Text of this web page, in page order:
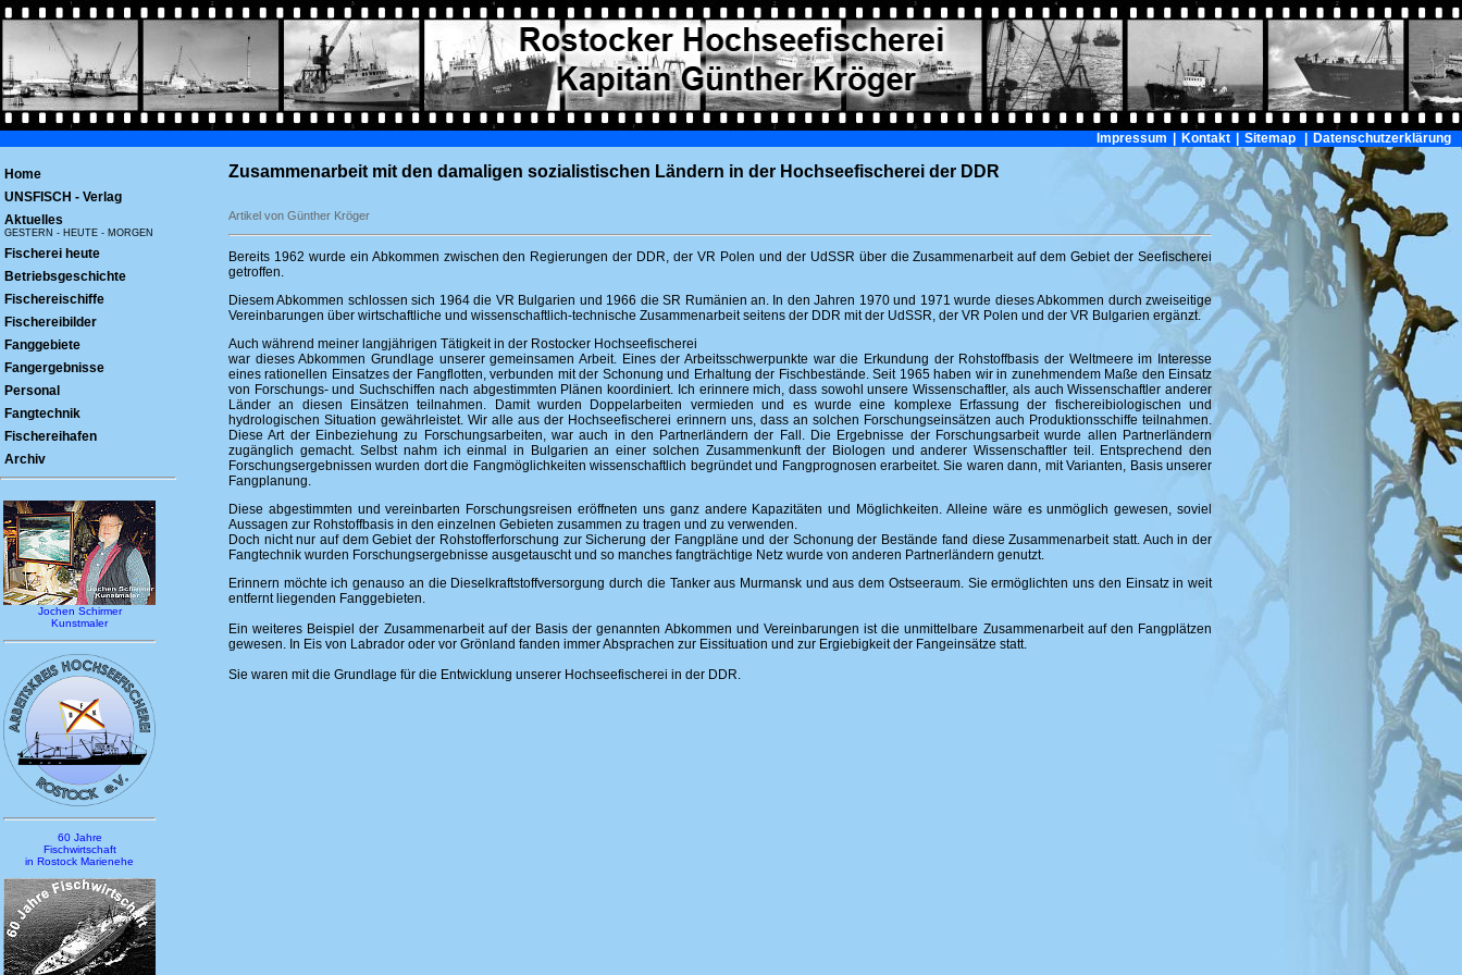
Impressum Kontakt Sitemap Datenschutzerklärung
Home
UNSFISCH - Verlag
Aktuelles
GESTERN - HEUTE - MORGEN
Fischerei heute
Betriebsgeschichte
Fischereischiffe
Fischereibilder
Fanggebiete
Fangergebnisse
Personal
Fangtechnik
Fischereihafen
Archiv
Jochen Schirmer
Kunstmaler
60 Jahre
Fischwirtschaft
in Rostock Marienehe
Zusammenarbeit mit den damaligen sozialistischen Ländern in der Hochseefischerei der DDR
Artikel von Günther Kröger
Bereits 1962 wurde ein Abkommen zwischen den Regierungen der DDR, der VR Polen und der UdSSR über die Zusammenarbeit auf dem Gebiet der Seefischerei
getroffen.
Diesem Abkommen schlossen sich 1964 die VR Bulgarien und 1966 die SR Rumänien an. In den Jahren 1970 und 1971 wurde dieses Abkommen durch zweiseitige
Vereinbarungen über wirtschaftliche und wissenschaftlich-technische Zusammenarbeit seitens der DDR mit der UdSSR, der VR Polen und der VR Bulgarien ergänzt.
Auch während meiner langjährigen Tätigkeit in der Rostocker Hochseefischerei
war dieses Abkommen Grundlage unserer gemeinsamen Arbeit. Eines der Arbeitsschwerpunkte war die Erkundung der Rohstoffbasis der Weltmeere im Interesse
eines rationellen Einsatzes der Fangflotten, verbunden mit der Schonung und Erhaltung der Fischbestände. Seit 1965 haben wir in zunehmendem Maße den Einsatz
von Forschungs- und Suchschiffen nach abgestimmten Plänen koordiniert. Ich erinnere mich, dass sowohl unsere Wissenschaftler, als auch Wissenschaftler anderer
Länder an diesen Einsätzen teilnahmen. Damit wurden Doppelarbeiten vermieden und es wurde eine komplexe Erfassung der fischereibiologischen und
hydrologischen Situation gewährleistet. Wir alle aus der Hochseefischerei erinnern uns, dass an solchen Forschungseinsätzen auch Produktionsschiffe teilnahmen.
Diese Art der Einbeziehung zu Forschungsarbeiten, war auch in den Partnerländern der Fall. Die Ergebnisse der Forschungsarbeit wurde allen Partnerländern
zugänglich gemacht. Selbst nahm ich einmal in Bulgarien an einer solchen Zusammenkunft der Biologen und anderer Wissenschaftler teil. Entsprechend den
Forschungsergebnissen wurden dort die Fangmöglichkeiten wissenschaftlich begründet und Fangprognosen erarbeitet. Sie waren dann, mit Varianten, Basis unserer
Fangplanung.
Diese abgestimmten und vereinbarten Forschungsreisen eröffneten uns ganz andere Kapazitäten und Möglichkeiten. Alleine wäre es unmöglich gewesen, soviel
Aussagen zur Rohstoffbasis in den einzelnen Gebieten zusammen zu tragen und zu verwenden.
Doch nicht nur auf dem Gebiet der Rohstofferforschung zur Sicherung der Fangpläne und der Schonung der Bestände fand diese Zusammenarbeit statt. Auch in der
Fangtechnik wurden Forschungsergebnisse ausgetauscht und so manches fangträchtige Netz wurde von anderen Partnerländern genutzt.
Erinnern möchte ich genauso an die Dieselkraftstoffversorgung durch die Tanker aus Murmansk und aus dem Ostseeraum. Sie ermöglichten uns den Einsatz in weit
entfernt liegenden Fanggebieten.
Ein weiteres Beispiel der Zusammenarbeit auf der Basis der genannten Abkommen und Vereinbarungen ist die unmittelbare Zusammenarbeit auf den Fangplätzen
gewesen. In Eis von Labrador oder vor Grönland fanden immer Absprachen zur Eissituation und zur Ergiebigkeit der Fangeinsätze statt.
Sie waren mit die Grundlage für die Entwicklung unserer Hochseefischerei in der DDR.